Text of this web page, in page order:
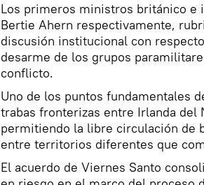
Los primeros ministros británico e
Bertie Ahern respectivamente,
discusión institucional con
desarme de los grupos
conflicto.
Uno de los puntos fundamentales
trabas fronterizas entre Irlanda del
permitiendo la libre circulación de
entre territorios diferentes que
El acuerdo de Viernes Santo